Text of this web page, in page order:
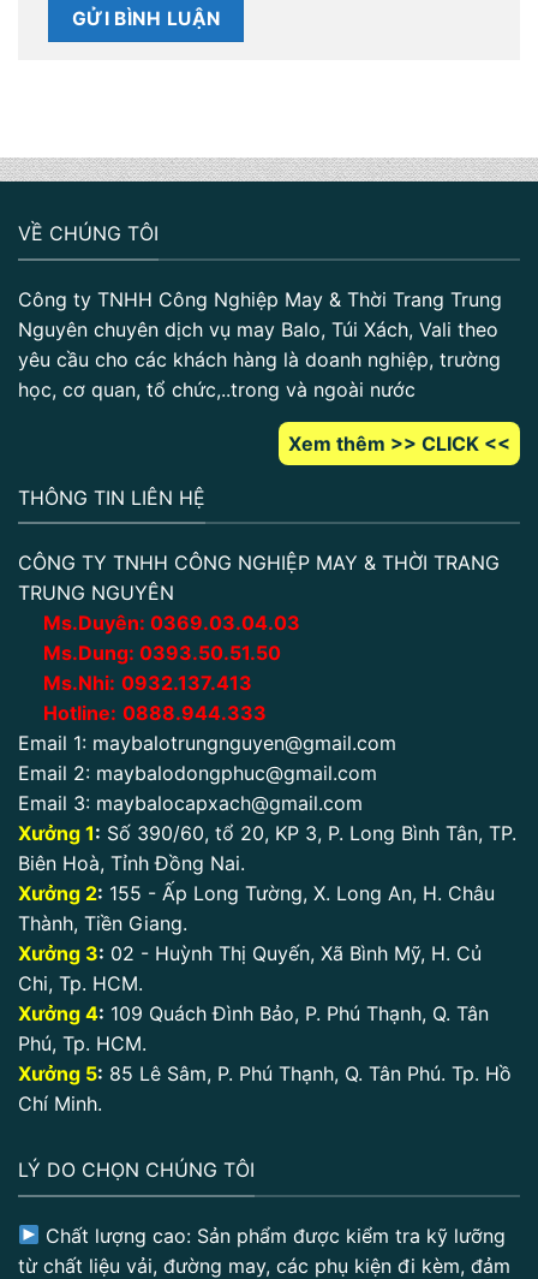
VỀ CHÚNG TÔI
Công ty TNHH Công Nghiệp May & Thời Trang Trung
Nguyên chuyên dịch vụ may Balo, Túi Xách, Vali theo
yêu cầu cho các khách hàng là doanh nghiệp, trường
học, cơ quan, tổ chức,..trong và ngoài nước
Xem thêm >> CLICK <<
THÔNG TIN LIÊN HỆ
CÔNG TY TNHH CÔNG NGHIỆP MAY & THỜI TRANG
TRUNG NGUYÊN
Ms.Duyên: 0369.03.04.03
Ms.Dung: 0393.50.51.50
Ms.Nhi: 0932.137.413
Hotline: 0888.944.333
Email 1: maybalotrungnguyen@gmail.com
Email 2: maybalodongphuc@gmail.com
Email 3: maybalocapxach@gmail.com
Xưởng 1: Số 390/60, tổ 20, KP 3, P. Long Bình Tân, TP.
Biên Hoà, Tỉnh Đồng Nai.
Xưởng 2: 155 - Ấp Long Tường, X. Long An, H. Châu
Thành, Tiền Giang.
Xưởng 3: 02 - Huỳnh Thị Quyến, Xã Bình Mỹ, H. Củ
Chi, Tp. HCM.
Xưởng 4: 109 Quách Đình Bảo, P. Phú Thạnh, Q. Tân
Phú, Tp. HCM.
Xưởng 5: 85 Lê Sâm, P. Phú Thạnh, Q. Tân Phú. Tp. Hồ
Chí Minh.
LÝ DO CHỌN CHÚNG TÔI
Chất lượng cao: Sản phẩm được kiểm tra kỹ lưỡng
từ chất liệu vải, đường may, các phụ kiện đi kèm, đảm